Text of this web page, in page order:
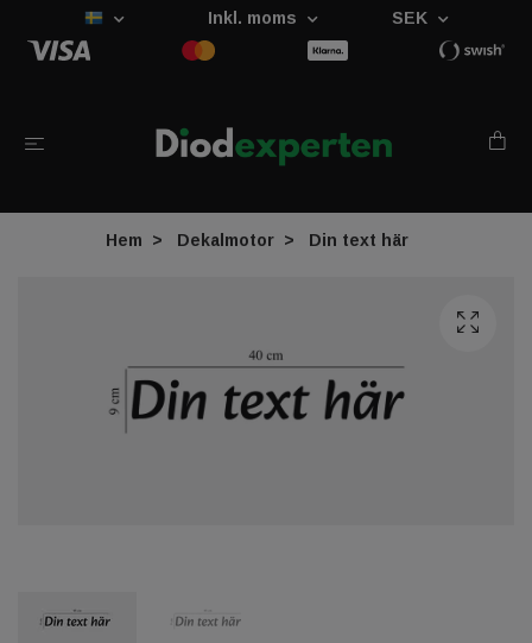
Inkl. moms SEK
Hem Dekalmotor Din text här